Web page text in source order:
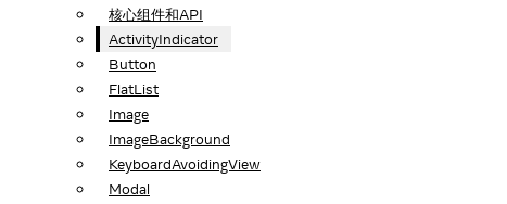
核心组件和API
ActivityIndicator
Button
FlatList
Image
ImageBackground
KeyboardAvoidingView
Modal